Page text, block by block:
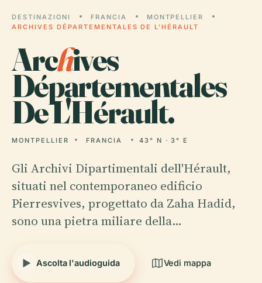
DESTINAZIONI FRANCIA
MONTPELLIER
ARCHIVES DÉPARTEMENTALES DE L'HÉRAULT
Archives
Départementales
De L'Hérault.
MONTPELLIER FRANCIA 43° N · 3° E
Gli Archivi Dipartimentali dell'Hérault,
situati nel contemporaneo edificio
Pierresvives, progettato da Zaha Hadid,
sono una pietra miliare della…
Ascolta l'audioguida Vedi mappa